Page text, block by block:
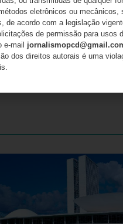
eletrônicos ou
de acordo com a legislação
de permissão para usos
e-mail
dos direitos autorais é uma